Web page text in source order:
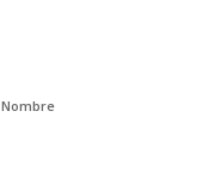
Nombre